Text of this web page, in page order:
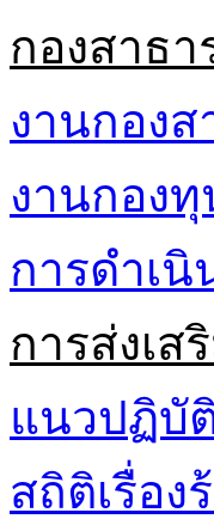
กองสาธ
งานกอง
งานกอง
การดำเนิ
การส่งเส
แนวปฏิบั
สถิติเรื่อง